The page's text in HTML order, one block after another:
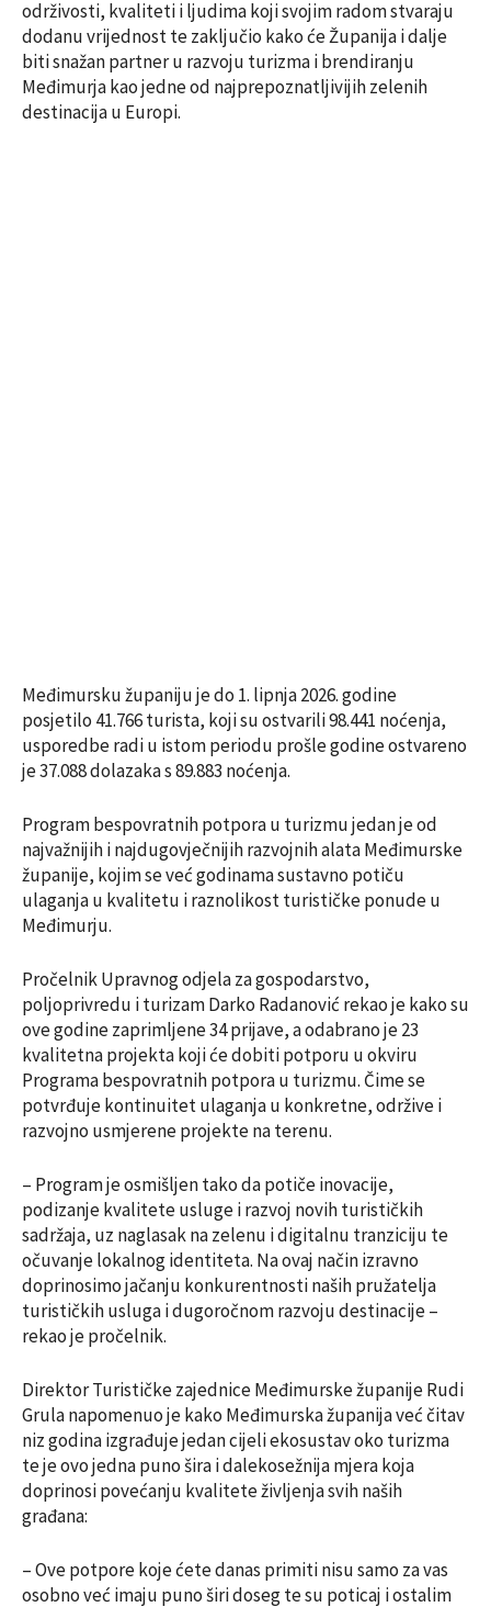
održivosti, kvaliteti i ljudima koji svojim radom stvaraju
dodanu vrijednost te zaključio kako će Županija i dalje
biti snažan partner u razvoju turizma i brendiranju
Međimurja kao jedne od najprepoznatljivijih zelenih
destinacija u Europi.
Međimursku županiju je do 1. lipnja 2026. godine
posjetilo 41.766 turista, koji su ostvarili 98.441 noćenja,
usporedbe radi u istom periodu prošle godine ostvareno
je 37.088 dolazaka s 89.883 noćenja.
Program bespovratnih potpora u turizmu jedan je od
najvažnijih i najdugovječnijih razvojnih alata Međimurske
županije, kojim se već godinama sustavno potiču
ulaganja u kvalitetu i raznolikost turističke ponude u
Međimurju.
Pročelnik Upravnog odjela za gospodarstvo,
poljoprivredu i turizam Darko Radanović rekao je kako su
ove godine zaprimljene 34 prijave, a odabrano je 23
kvalitetna projekta koji će dobiti potporu u okviru
Programa bespovratnih potpora u turizmu. Čime se
potvrđuje kontinuitet ulaganja u konkretne, održive i
razvojno usmjerene projekte na terenu.
– Program je osmišljen tako da potiče inovacije,
podizanje kvalitete usluge i razvoj novih turističkih
sadržaja, uz naglasak na zelenu i digitalnu tranziciju te
očuvanje lokalnog identiteta. Na ovaj način izravno
doprinosimo jačanju konkurentnosti naših pružatelja
turističkih usluga i dugoročnom razvoju destinacije –
rekao je pročelnik.
Direktor Turističke zajednice Međimurske županije Rudi
Grula napomenuo je kako Međimurska županija već čitav
niz godina izgrađuje jedan cijeli ekosustav oko turizma
te je ovo jedna puno šira i dalekosežnija mjera koja
doprinosi povećanju kvalitete življenja svih naših
građana:
– Ove potpore koje ćete danas primiti nisu samo za vas
osobno već imaju puno širi doseg te su poticaj i ostalim